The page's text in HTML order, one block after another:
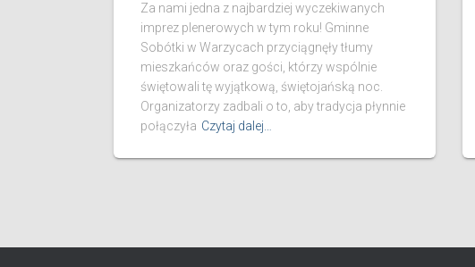
Za nami jedna z najbardziej wyczekiwanych
imprez plenerowych w tym roku! Gminne
Sobótki w Warzycach przyciągnęły tłumy
mieszkańców oraz gości, którzy wspólnie
świętowali tę wyjątkową, świętojańską noc.
Organizatorzy zadbali o to, aby tradycja płynnie
połączyła Czytaj dalej…